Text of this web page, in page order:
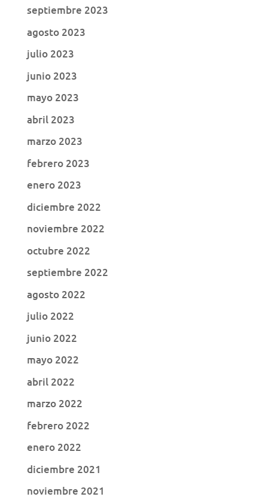
septiembre 2023
agosto 2023
julio 2023
junio 2023
mayo 2023
abril 2023
marzo 2023
febrero 2023
enero 2023
diciembre 2022
noviembre 2022
octubre 2022
septiembre 2022
agosto 2022
julio 2022
junio 2022
mayo 2022
abril 2022
marzo 2022
febrero 2022
enero 2022
diciembre 2021
noviembre 2021